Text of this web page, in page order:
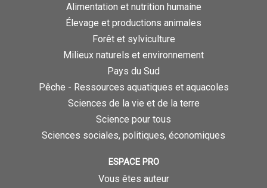
Alimentation et nutrition humaine
Élevage et productions animales
Forêt et sylviculture
Milieux naturels et environnement
Pays du Sud
Pêche - Ressources aquatiques et aquacoles
Sciences de la vie et de la terre
Science pour tous
Sciences sociales, politiques, économiques
ESPACE PRO
Vous êtes auteur